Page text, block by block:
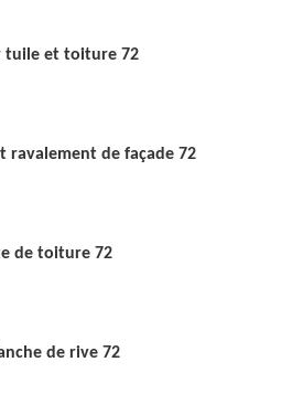
tuile et toiture 72
ravalement de façade 72
de toiture 72
de rive 72